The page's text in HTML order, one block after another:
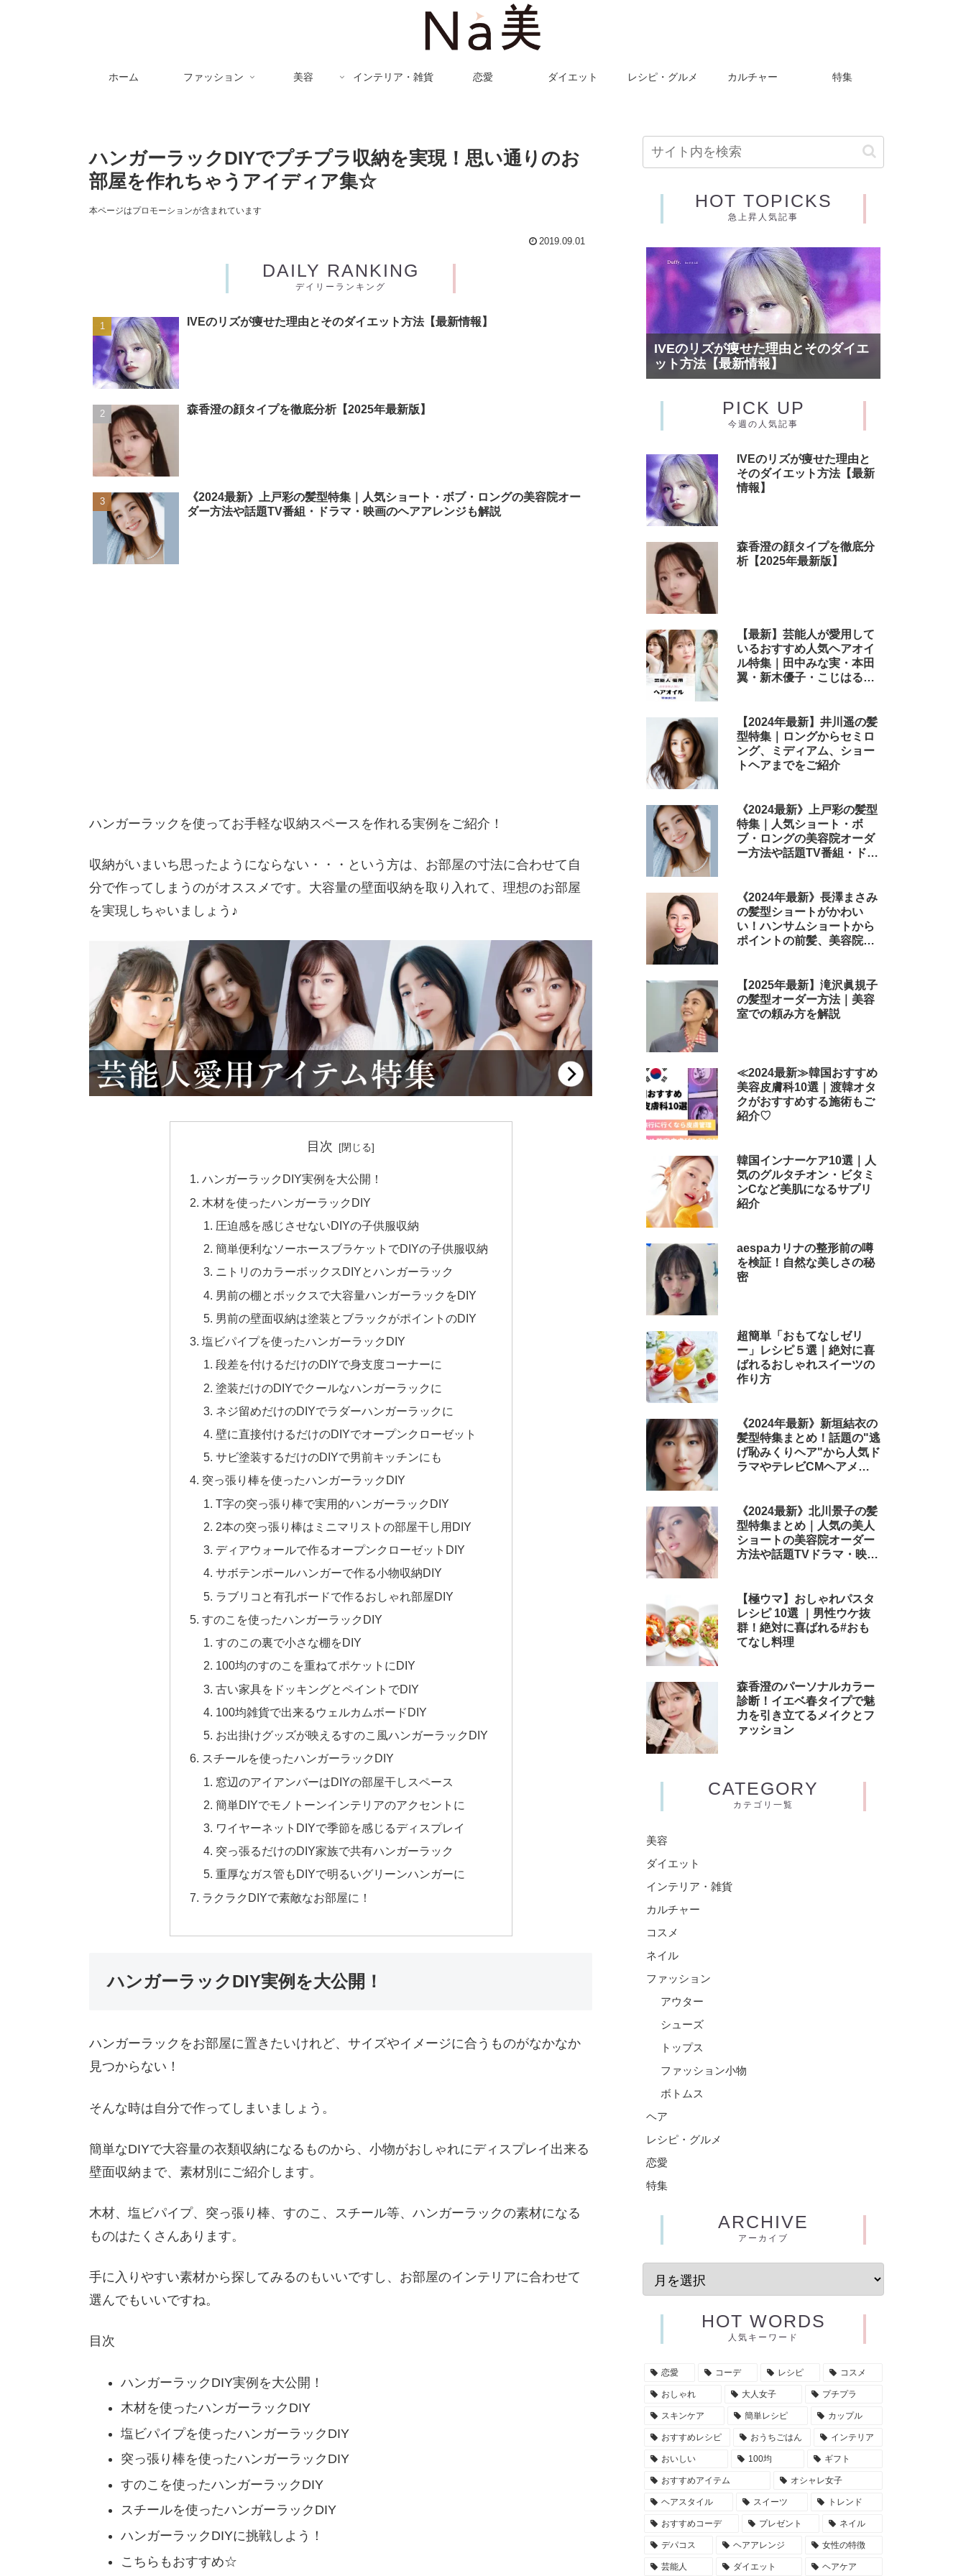
ホーム ファッション 美容 インテリア・雑貨 恋愛 ダイエット レシピ・グルメ カルチャー 特集
ハンガーラックDIYでプチプラ収納を実現！思い通りのお
部屋を作れちゃうアイディア集☆
本ページはプロモーションが含まれています
2019.09.01
DAILY RANKING
デイリーランキング
IVEのリズが痩せた理由とそのダイエット方法【最新情報】
森香澄の顔タイプを徹底分析【2025年最新版】
《2024最新》上戸彩の髪型特集｜人気ショート・ボブ・ロングの美容院オー
ダー方法や話題TV番組・ドラマ・映画のヘアアレンジも解説
ハンガーラックを使ってお手軽な収納スペースを作れる実例をご紹介！
収納がいまいち思ったようにならない・・・という方は、お部屋の寸法に合わせて自
分で作ってしまうのがオススメです。大容量の壁面収納を取り入れて、理想のお部屋
を実現しちゃいましょう♪
目次
ハンガーラックDIY実例を大公開！
木材を使ったハンガーラックDIY
圧迫感を感じさせないDIYの子供服収納
簡単便利なソーホースブラケットでDIYの子供服収納
ニトリのカラーボックスDIYとハンガーラック
男前の棚とボックスで大容量ハンガーラックをDIY
男前の壁面収納は塗装とブラックがポイントのDIY
塩ビパイプを使ったハンガーラックDIY
段差を付けるだけのDIYで身支度コーナーに
塗装だけのDIYでクールなハンガーラックに
ネジ留めだけのDIYでラダーハンガーラックに
壁に直接付けるだけのDIYでオープンクローゼット
サビ塗装するだけのDIYで男前キッチンにも
突っ張り棒を使ったハンガーラックDIY
T字の突っ張り棒で実用的ハンガーラックDIY
2本の突っ張り棒はミニマリストの部屋干し用DIY
ディアウォールで作るオープンクローゼットDIY
サボテンポールハンガーで作る小物収納DIY
ラブリコと有孔ボードで作るおしゃれ部屋DIY
すのこを使ったハンガーラックDIY
すのこの裏で小さな棚をDIY
100均のすのこを重ねてポケットにDIY
古い家具をドッキングとペイントでDIY
100均雑貨で出来るウェルカムボードDIY
お出掛けグッズが映えるすのこ風ハンガーラックDIY
スチールを使ったハンガーラックDIY
窓辺のアイアンバーはDIYの部屋干しスペース
簡単DIYでモノトーンインテリアのアクセントに
ワイヤーネットDIYで季節を感じるディスプレイ
突っ張るだけのDIY家族で共有ハンガーラック
重厚なガス管もDIYで明るいグリーンハンガーに
ラクラクDIYで素敵なお部屋に！
ハンガーラックDIY実例を大公開！
ハンガーラックをお部屋に置きたいけれど、サイズやイメージに合うものがなかなか
見つからない！
そんな時は自分で作ってしまいましょう。
簡単なDIYで大容量の衣類収納になるものから、小物がおしゃれにディスプレイ出来る
壁面収納まで、素材別にご紹介します。
木材、塩ビパイプ、突っ張り棒、すのこ、スチール等、ハンガーラックの素材になる
ものはたくさんあります。
手に入りやすい素材から探してみるのもいいですし、お部屋のインテリアに合わせて
選んでもいいですね。
目次
ハンガーラックDIY実例を大公開！
木材を使ったハンガーラックDIY
塩ビパイプを使ったハンガーラックDIY
突っ張り棒を使ったハンガーラックDIY
すのこを使ったハンガーラックDIY
スチールを使ったハンガーラックDIY
ハンガーラックDIYに挑戦しよう！
こちらもおすすめ☆
HOT TOPICKS
急上昇人気記事
IVEのリズが痩せた理由とそのダイエ
ット方法【最新情報】
PICK UP
今週の人気記事
IVEのリズが痩せた理由と
そのダイエット方法【最新
情報】
森香澄の顔タイプを徹底分
析【2025年最新版】
【最新】芸能人が愛用して
いるおすすめ人気ヘアオイ
ル特集｜田中みな実・本田
翼・新木優子・こじはる・
テムまとめ
【2024年最新】井川遥の髪
型特集｜ロングからセミロ
ング、ミディアム、ショー
トヘアまでをご紹介
《2024最新》上戸彩の髪型
特集｜人気ショート・ボ
ブ・ロングの美容院オーダ
ー方法や話題TV番組・ドラ
《2024年最新》長澤まさみ
の髪型ショートがかわい
い！ハンサムショートから
ポイントの前髪、美容院で
【2025年最新】滝沢眞規子
の髪型オーダー方法｜美容
室での頼み方を解説
≪2024最新≫韓国おすすめ
美容皮膚科10選｜渡韓オタ
クがおすすめする施術もご
紹介♡
韓国インナーケア10選｜人
気のグルタチオン・ビタミ
ンCなど美肌になるサプリ
紹介
aespaカリナの整形前の噂
を検証！自然な美しさの秘
密
超簡単「おもてなしゼリ
ー」レシピ５選｜絶対に喜
ばれるおしゃれスイーツの
作り方
《2024年最新》新垣結衣の
髪型特集まとめ！話題の"逃
げ恥みくりヘア"から人気ド
ラマやテレビCMヘアメイ
《2024最新》北川景子の髪
型特集まとめ｜人気の美人
ショートの美容院オーダー
方法や話題TVドラマ・映画
【極ウマ】おしゃれパスタ
レシピ 10選 ｜男性ウケ抜
群！絶対に喜ばれる#おも
てなし料理
森香澄のパーソナルカラー
診断！イエベ春タイプで魅
力を引き立てるメイクとフ
ァッション
CATEGORY
カテゴリ一覧
美容
ダイエット
インテリア・雑貨
カルチャー
コスメ
ネイル
ファッション
アウター
シューズ
トップス
ファッション小物
ボトムス
ヘア
レシピ・グルメ
恋愛
特集
ARCHIVE
アーカイブ
HOT WORDS
人気キーワード
恋愛 コーデ レシピ コスメ
おしゃれ 大人女子 プチプラ
スキンケア 簡単レシピ カップル
おすすめレシピ おうちごはん インテリア
おいしい 100均 ギフト
おすすめアイテム オシャレ女子
ヘアスタイル スイーツ トレンド
おすすめコーデ プレゼント ネイル
デパコス ヘアアレンジ 女性の特徴
芸能人 ダイエット ヘアケア